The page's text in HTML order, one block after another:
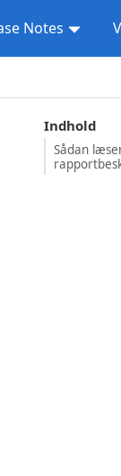
Notes
Indhold
Sådan